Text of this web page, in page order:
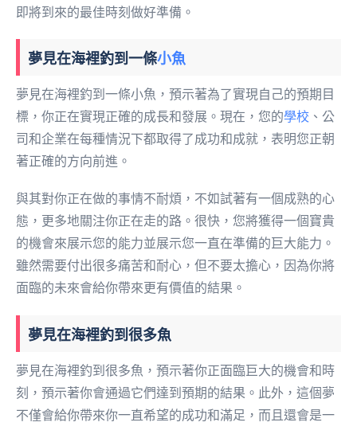
即將到來的最佳時刻做好準備。
夢見在海裡釣到一條小魚
夢見在海裡釣到一條小魚，預示著為了實現自己的預期目
標，你正在實現正確的成長和發展。現在，您的學校 、公
司和企業在每種情況下都取得了成功和成就，表明您正朝
著正確的方向前進。
與其對你正在做的事情不耐煩，不如試著有一個成熟的心
態，更多地關注你正在走的路。很快，您將獲得一個寶貴
的機會來展示您的能力並展示您一直在準備的巨大能力。
雖然需要付出很多痛苦和耐心，但不要太擔心，因為你將
面臨的未來會給你帶來更有價值的結果。
夢見在海裡釣到很多魚
夢見在海裡釣到很多魚，預示著你正面臨巨大的機會和時
刻，預示著你會通過它們達到預期的結果。此外，這個夢
不僅會給你帶來你一直希望的成功和滿足，而且還會是一